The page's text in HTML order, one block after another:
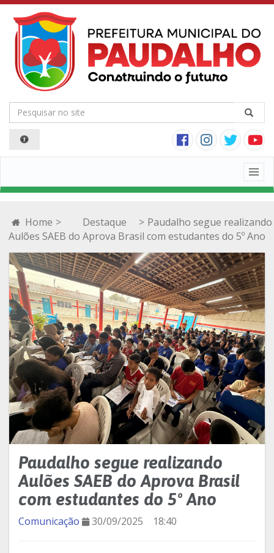
Home > Destaque > Paudalho segue realizando
Aulões SAEB do Aprova Brasil com estudantes do 5º Ano
Paudalho segue realizando
Aulões SAEB do Aprova Brasil
com estudantes do 5º Ano
Comunicação 30/09/2025 18:40